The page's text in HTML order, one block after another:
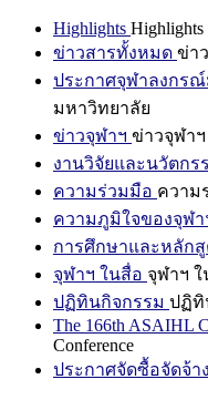
Highlights Highlights
ข่าวสารทั้งหมด ข่า
ประกาศจุฬาลงกร
มหาวิทยาลัย
ข่าวจุฬาฯ ข่าวจุฬาฯ
งานวิจัยและนวัตกร
ความร่วมมือ ความ
ความภูมิใจของจุฬา
การศึกษาและหลักสู
จุฬาฯ ในสื่อ จุฬาฯ
ปฏิทินกิจกรรม ปฏิทิ
The 166th ASAIHL
Conference
ประกาศจัดซื้อจัดจ้าง